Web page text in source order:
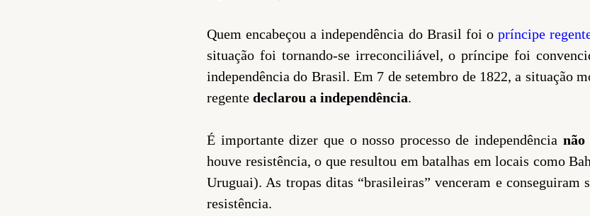
Quem encabeçou a independência do Brasil foi opríncipe
situação foi tornando-se irreconciliável, o príncipe foi
independência do Brasil. Em 7 de setembro de 1822, a situação
regente declarou a independência.
É importante dizer que o nosso processo de independência
houve resistência, o que resultou em batalhas em locais como
Uruguai). As tropas ditas “brasileiras” venceram e conseguiram
resistência.